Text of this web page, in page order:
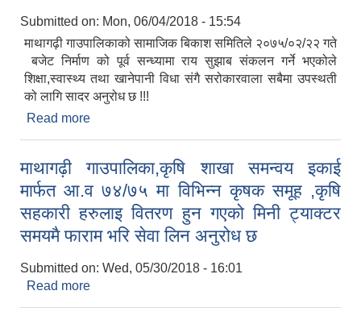
Submitted on: Mon, 06/04/2018 - 15:54
माथागढ़ी गाउपालिकाको सामाजिक बिकाश समितिले २०७५/०२/२२ गते
बजेट निर्माण को पूर्व सन्ध्यामा राय सुझाब संकलन गर्ने भएकोले
शिक्षा,स्वास्थ्य तथा खानेपानी विधा संगै सरोकारवाला सबैमा उपस्थती
को लागि सादर अनुरोध छ !!!
Read more
माथागढ़ी गाउपालिका,कृषि शाखा समन्वय इकाई
मार्फत आ.व ७४/७५ मा विभिन्न कृषक समूह ,कृषि
सहकारी हरुलाइ वितरण हुन गएको मिनी ट्याक्टर
समयमै फाराम भरि सेवा लिन अनुरोध छ
Submitted on: Wed, 05/30/2018 - 16:01
Read more